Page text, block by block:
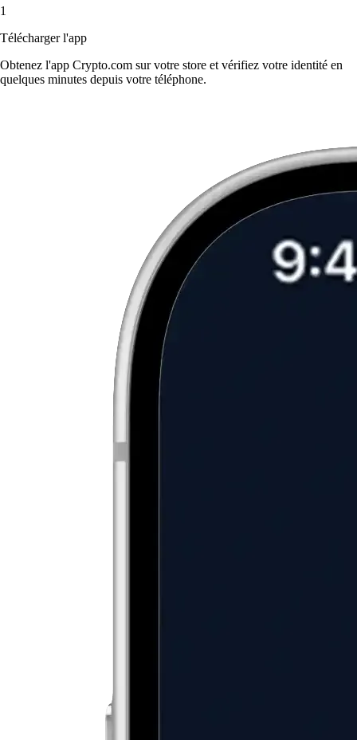
1
Télécharger l'app
Obtenez l'app Crypto.com sur votre store et vérifiez votre identité en
quelques minutes depuis votre téléphone.